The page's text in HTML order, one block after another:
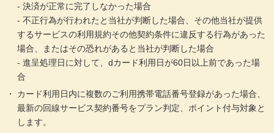
‐ 決済が正常に完了しなかった場合
‐ 不正行為が行われたと当社が判断した場合、その他当社が提供
するサービスの利用規約その他契約条件に違反する行為があった
場合、またはその恐れがあると当社が判断した場合
‐ 進呈処理日に対して、dカード利用日が60日以上前であった場
合
カード利用日内に複数のご利用携帯電話番号登録があった場合、
最新の回線サービス契約番号をプラン判定、ポイント付与対象と
します。